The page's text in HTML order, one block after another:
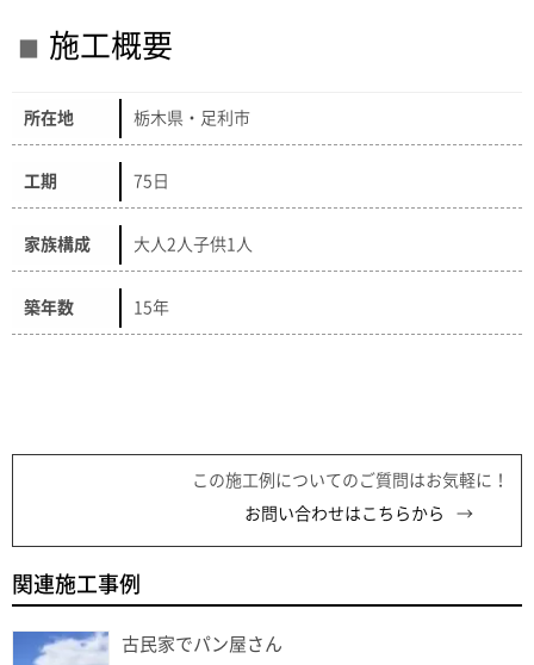
施工概要
所在地 栃木県・足利市
工期 75日
家族構成 大人2人子供1人
築年数 15年
この施工例についてのご質問はお気軽に！
お問い合わせはこちらから
関連施工事例
古民家でパン屋さん